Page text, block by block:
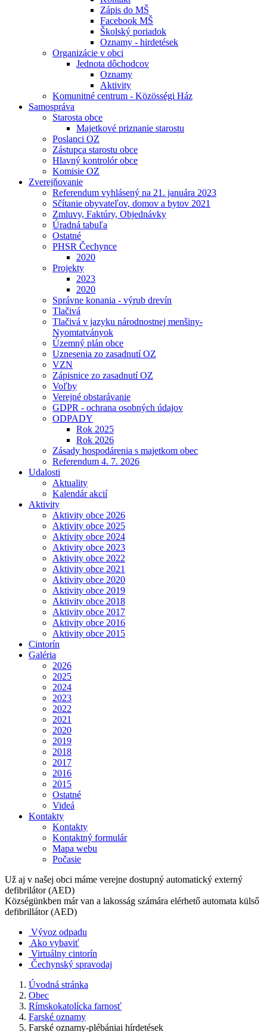
Zápis do MŠ
Facebook MŠ
Školský poriadok
Oznamy - hirdetések
Organizácie v obci
Jednota dôchodcov
Oznamy
Aktivity
Komunitné centrum - Közösségi Ház
Samospráva
Starosta obce
Majetkové priznanie starostu
Poslanci OZ
Zástupca starostu obce
Hlavný kontrolór obce
Komisie OZ
Zverejňovanie
Referendum vyhlásený na 21. januára 2023
Sčítanie obyvateľov, domov a bytov 2021
Zmluvy, Faktúry, Objednávky
Úradná tabuľa
Ostatné
PHSR Čechynce
2020
Projekty
2023
2020
Správne konania - výrub drevín
Tlačivá
Tlačivá v jazyku národnostnej menšiny-
Nyomtatványok
Územný plán obce
Uznesenia zo zasadnutí OZ
VZN
Zápisnice zo zasadnutí OZ
Voľby
Verejné obstarávanie
GDPR - ochrana osobných údajov
ODPADY
Rok 2025
Rok 2026
Zásady hospodárenia s majetkom obec
Referendum 4. 7. 2026
Udalosti
Aktuality
Kalendár akcií
Aktivity
Aktivity obce 2026
Aktivity obce 2025
Aktivity obce 2024
Aktivity obce 2023
Aktivity obce 2022
Aktivity obce 2021
Aktivity obce 2020
Aktivity obce 2019
Aktivity obce 2018
Aktivity obce 2017
Aktivity obce 2016
Aktivity obce 2015
Cintorín
Galéria
2026
2025
2024
2023
2022
2021
2020
2019
2018
2017
2016
2015
Ostatné
Videá
Kontakty
Kontakty
Kontaktný formulár
Mapa webu
Počasie
Už aj v našej obci máme verejne dostupný automatický externý
defibrilátor (AED)
Községünkben már van a lakosság számára elérhető automata külső
defibrillátor (AED)
Vývoz odpadu
Ako vybaviť
Virtuálny cintorín
Čechynský spravodaj
Úvodná stránka
Obec
Rímskokatolícka farnosť
Farské oznamy
Farské oznamy-plébániai hírdetések